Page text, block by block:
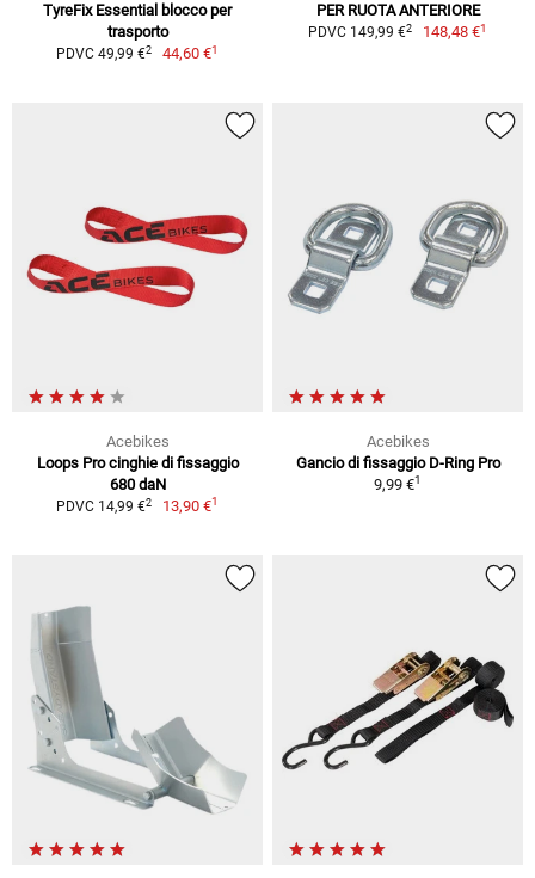
TyreFix Essential blocco per
trasporto
PDVC 49,99 €2 44,60 €1
PER RUOTA ANTERIORE
PDVC 149,99 €2 148,48 €1
Acebikes
Loops Pro cinghie di fissaggio
680 daN
PDVC 14,99 €2 13,90 €1
Acebikes
Gancio di fissaggio D-Ring Pro
9,99 €1